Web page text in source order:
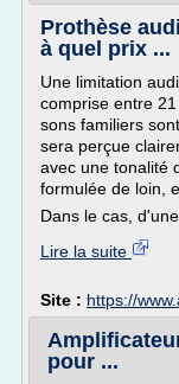
Prothèse
à quel prix ...
Une limitation
comprise entre
sons familiers
sera perçue
avec une tonalité
formulée de loin,
Dans le cas, d'une
Lire la suite
Site : https://
pour ...